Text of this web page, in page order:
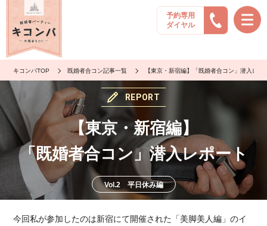
予約専用
ダイヤル
キコンパTOP 既婚者合コン記事一覧 【東京・新宿編】「既婚者合コン」潜入レ
REPORT
【東京・新宿編】
「既婚者合コン」潜入レポート
Vol.2 平日休み編
今回私が参加したのは新宿にて開催された「美脚美人編」のイ